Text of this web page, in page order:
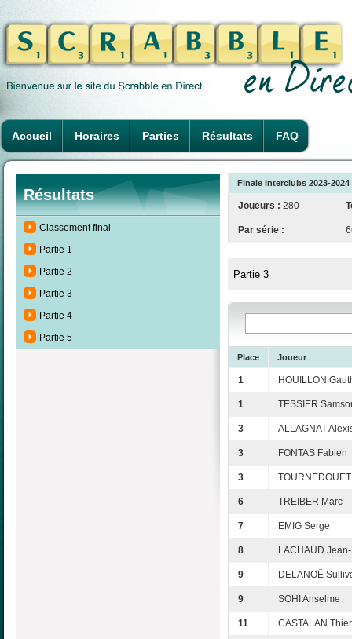
Accueil Horaires Parties Résultats FAQ
Résultats
Classement final
Partie 1
Partie 2
Partie 3
Partie 4
Partie 5
Finale Interclubs 2023-
Joueurs : 280
Par série :
Partie 3
Place Joueur
1 HOUILLON
1 TESSIER
3 ALLAGNAT
3 FONTAS Fabien
3
6 TREIBER Marc
7 EMIG Serge
8 LACHAUD
9 DELANOË
9 SOHI Anselme
11 CASTALAN